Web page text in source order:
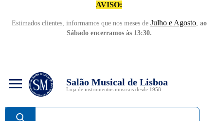
AVISO:
Estimados clientes, informamos que nos meses de Julho e Agosto, ao
Sábado encerramos às 13:30.
Salão Musical de Lisboa
Loja de instrumentos musicais desde 1958